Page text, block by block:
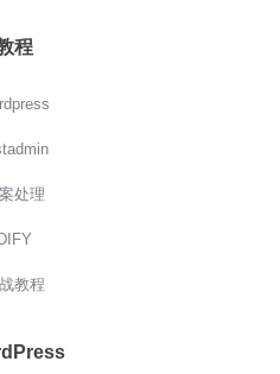
程
处理
DIFY
教程